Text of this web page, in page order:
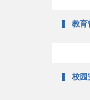
教育
校园